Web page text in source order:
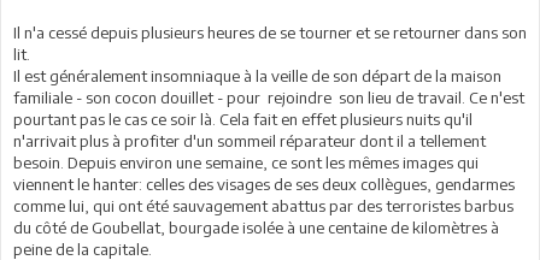
Il n'a cessé depuis plusieurs heures de se tourner et se retourner dans son
lit.
Il est généralement insomniaque à la veille de son départ de la maison
familiale - son cocon douillet - pour rejoindre son lieu de travail. Ce n'est
pourtant pas le cas ce soir là. Cela fait en effet plusieurs nuits qu'il
n'arrivait plus à profiter d'un sommeil réparateur dont il a tellement
besoin. Depuis environ une semaine, ce sont les mêmes images qui
viennent le hanter: celles des visages de ses deux collègues, gendarmes
comme lui, qui ont été sauvagement abattus par des terroristes barbus
du côté de Goubellat, bourgade isolée à une centaine de kilomètres à
peine de la capitale.